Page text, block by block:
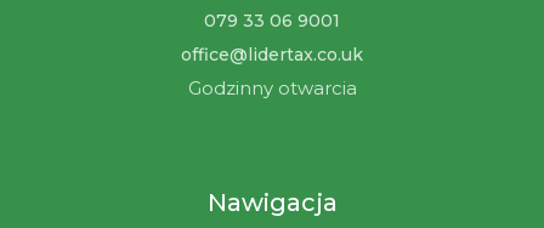
079 33 06 9001
office@lidertax.co.uk
Godzinny otwarcia
Nawigacja